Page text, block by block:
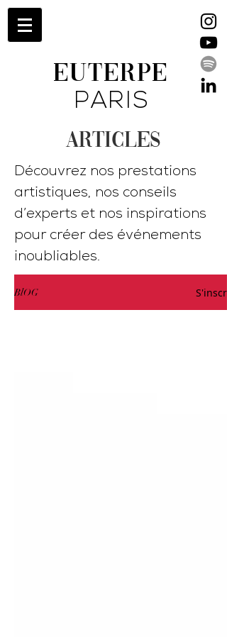
EUTERPE
PARIS
ARTICLES
Découvrez nos prestations
artistiques, nos conseils
d’experts et nos inspirations
pour créer des événements
inoubliables.
BlOG